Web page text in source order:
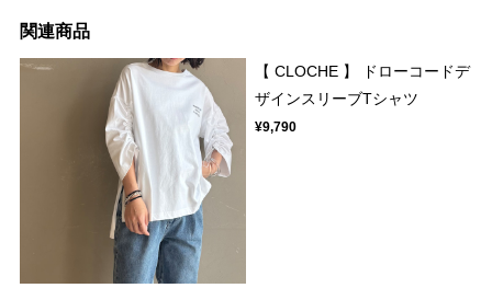
関連商品
【 CLOCHE 】 ドローコードデ
ザインスリーブTシャツ
¥9,790